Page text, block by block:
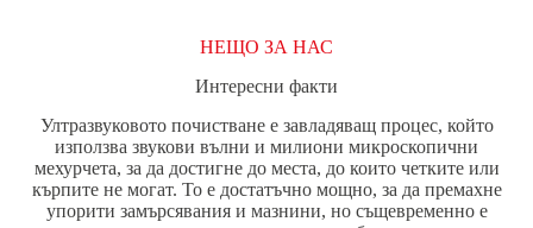
be
chosen
on
product
page
НЕЩО ЗА НАС
Интересни факти
Ултразвуковото почистване е завладяващ процес, който
използва звукови вълни и милиони микроскопични
мехурчета, за да достигне до места, до които четките или
кърпите не могат. То е достатъчно мощно, за да премахне
упорити замърсявания и мазнини, но същевременно е